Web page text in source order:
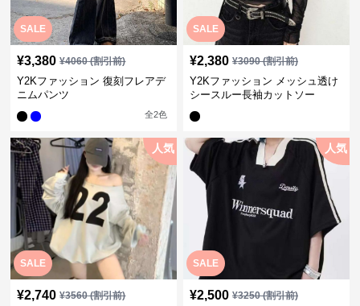
SALE
¥3,380 ¥4060(割引前)
Y2Kファッション 復刻フレアデ
ニムパンツ
全2色
SALE
¥2,380 ¥3090(割引前)
Y2Kファッション メッシュ透け
シースルー長袖カットソー
SALE
人気
¥2,740 ¥3560(割引前)
SALE
人気
¥2,500 ¥3250(割引前)